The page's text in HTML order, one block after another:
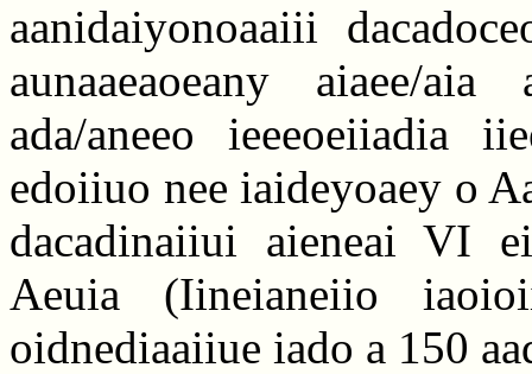
aanidaiyonoaaiii
aunaaeaoeany aiaee/
ada/aneeo ieeeoeiiadia
edoiiuo nee iaideyoaey o
dacadinaiiui aieneai VI
Aeuia (Iineianeiio
oidnediaaiiue iado a 150